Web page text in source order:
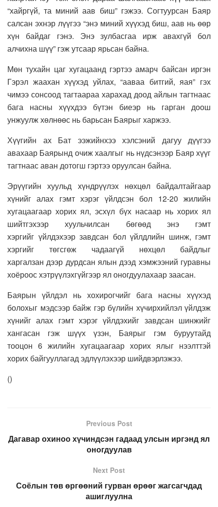
“хайргүй, та миний аав биш” гэжээ. Согтуурсан Баяр
салсан эхнэр лүүгээ “энэ миний хүүхэд биш, аав нь өөр
хүн байдаг гэнэ. Энэ зулбасгаа ирж авахгүй бол
алчихна шүү” гэж утсаар ярьсан байна.
Мөн тухайн цаг хугацаанд гэртээ амарч байсан иргэн
Гэрэл жаахан хүүхэд уйлах, “ааваа битгий, яая” гэх
чимээ сонсоод тагтаараа харахад доод айлын тагтнаас
бага насны хүүхдээ бүтэн биеэр нь гарган доош
унжуулж хөлнөөс нь барьсан Баярыг харжээ.
Хүүгийн ах Бат ээжийнхээ хэлсэний дагуу дүүгээ
авахаар Баярынд очиж хаалгыг нь нүдсэнээр Баяр хүүг
тагтнаас аван дотогш гэртээ оруулсан байна.
Эрүүгийн хуульд хүндрүүлэх нөхцөл байдалтайгаар
хүнийг алах гэмт хэрэг үйлдсэн бол 12-20 жилийн
хугацаагаар хорих ял, эсхүл бүх насаар нь хорих ял
шийтгэхээр хуульчилсан бөгөөд энэ гэмт
хэргийг үйлдэхээр завдсан бол үйлдлийн шинж, гэмт
хэргийг төгсгөж чадаагүй нөхцөл байдлыг
харгалзан дээр дурдсан ялын дээд хэмжээний гуравны
хоёроос хэтрүүлэхгүйгээр ял оногдуулахаар заасан.
Баярын үйлдэл нь хохирогчийг бага насны хүүхэд
болохыг мэдсээр байж гэр бүлийн хүчирхийлэл үйлдэж
хүнийг алах гэмт хэрэг үйлдэхийг завдсан шинжийг
хангасан гэж шүүх үзэн, Баярыг гэм буруутайд
тооцон 6 жилийн хугацаагаар хорих ялыг нээлттэй
хорих байгууллагад эдлүүлэхээр шийдвэрлэжээ.
()
Previous Post
Дагавар охиноо хүчиндсэн гадаад улсын иргэнд ял
оногдуулав
Next Post
Соёлын төв өргөөний гурван өрөөг жагсагчдад
ашиглуулна